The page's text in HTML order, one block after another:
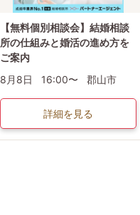
【無料個別相談会】結婚相談
所の仕組みと婚活の進め方を
ご案内
8月8日
16:00〜 郡山市
詳細を見る